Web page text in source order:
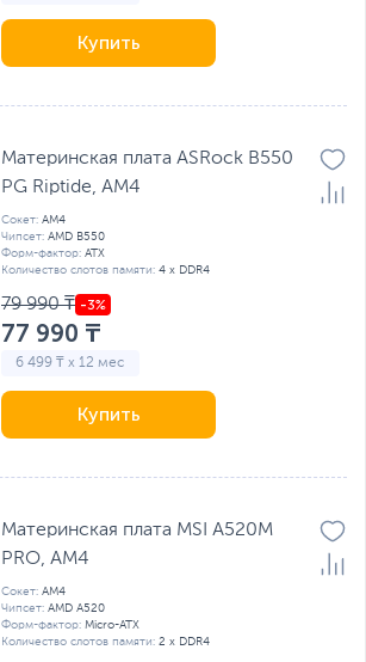
Купить
Материнская плата ASRock B550
PG Riptide, AM4
Сокет: AM4
Чипсет: AMD B550
Форм-фактор: ATX
Количество слотов памяти: 4 x DDR4
79 990 ₸
77 990 ₸
6 499 ₸ x 12 мес
Купить
Материнская плата MSI A520M
PRO, AM4
Сокет: AM4
Чипсет: AMD A520
Форм-фактор: Micro-ATX
Количество слотов памяти: 2 x DDR4